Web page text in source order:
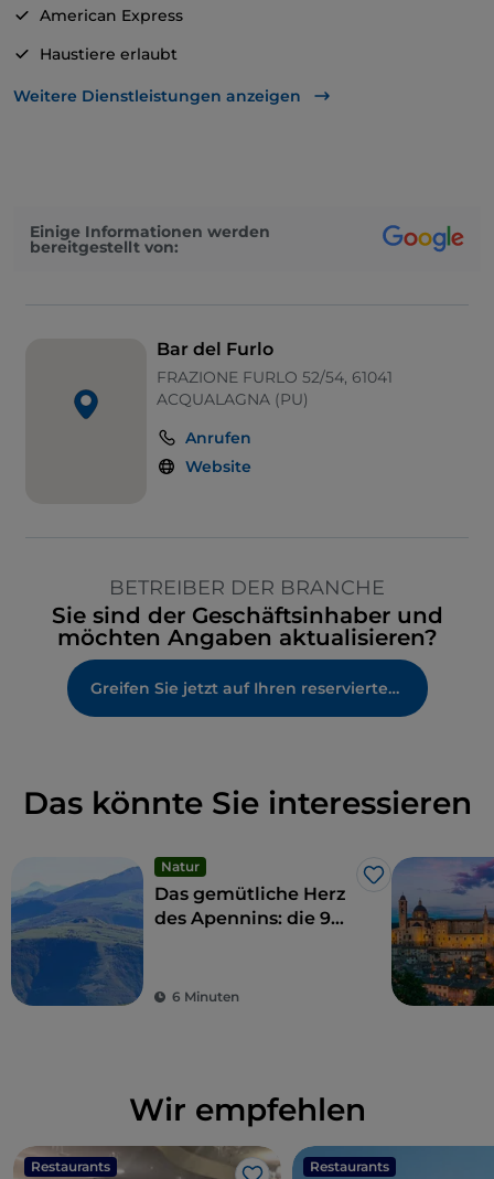
American Express
Haustiere erlaubt
Geldautomat
Visa
Weitere Dienstleistungen anzeigen
Einige Informationen werden
bereitgestellt von:
Bar del Furlo
FRAZIONE FURLO 52/54, 61041
ACQUALAGNA (PU)
Anrufen
Website
BETREIBER DER BRANCHE
Sie sind der Geschäftsinhaber und
möchten Angaben aktualisieren?
Greifen Sie jetzt auf Ihren reservierten Bereich zu
Das könnte Sie interessieren
Natur
Like
Das gemütliche Herz
des Apennins: die 9
6 Minuten
Wir empfehlen
Restaurants Restaurants